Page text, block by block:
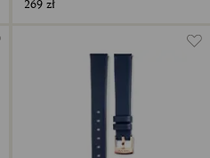
269 zł